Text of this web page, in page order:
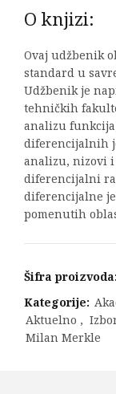
O knjizi:
Ovaj udžbenik
standard u
Udžbenik je
tehničkih
analizu
diferencijalnih
analizu, nizovi
diferencijalni
diferencijalne
pomenutih
Šifra proizvoda:
Kategorije:
Aktuelno ,
Milan Merkle